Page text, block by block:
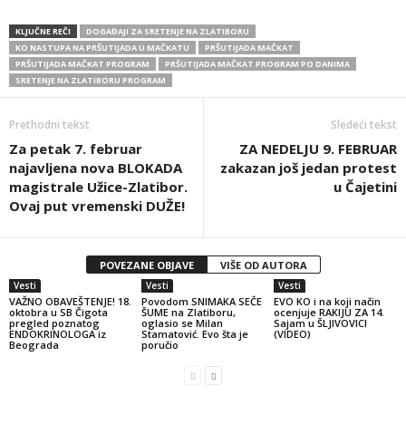
KLJUČNE REČI
DOGAĐAJI ZA SRETENJE NA ZLATIBORU
KO NASTUPA NA PRŠUTIJADA U MAČKATU
PRŠUTIJADA MAČKAT
PRŠUTIJADA MAČKAT PROGRAM
PRŠUTIJADA MAČKAT PROGRAM PO DANIMA
SRETENJE NA ZLATIBORU PROGRAM
Prethodni tekst
Za petak 7. februar
najavljena nova BLOKADA
magistrale Užice-Zlatibor.
Ovaj put vremenski DUŽE!
Sledeći tekst
ZA NEDELJU 9. FEBRUAR
zakazan još jedan protest
u Čajetini
POVEZANE OBJAVE VIŠE OD AUTORA
Vesti
VAŽNO OBAVEŠTENJE! 18.
oktobra u SB Čigota
pregled poznatog
ENDOKRINOLOGA iz
Beograda
Vesti
Povodom SNIMAKA SEČE
ŠUME na Zlatiboru,
oglasio se Milan
Stamatović. Evo šta je
poručio
Vesti
EVO KO i na koji način
ocenjuje RAKIJU ZA 14.
Sajam u ŠLJIVOVICI
(VIDEO)